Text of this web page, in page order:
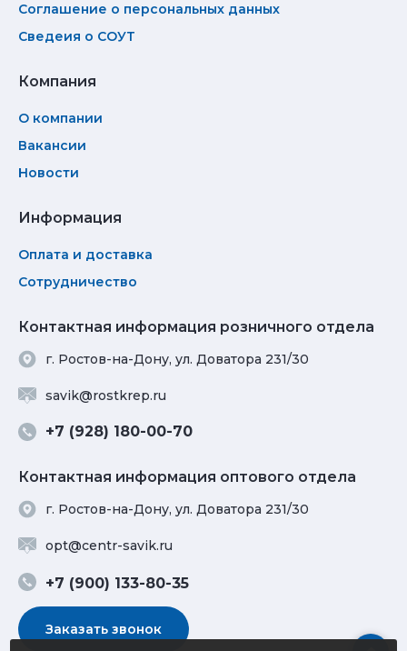
Соглашение о персональных данных
Сведеия о СОУТ
Компания
О компании
Вакансии
Новости
Информация
Оплата и доставка
Сотрудничество
Контактная информация розничного отдела
г. Ростов-на-Дону, ул. Доватора 231/30
savik@rostkrep.ru
+7 (928) 180-00-70
Контактная информация оптового отдела
г. Ростов-на-Дону, ул. Доватора 231/30
opt@centr-savik.ru
+7 (900) 133-80-35
Заказать звонок